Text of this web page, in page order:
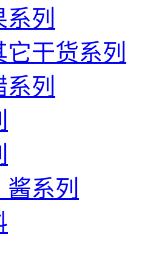
列
干货系列
列
系列